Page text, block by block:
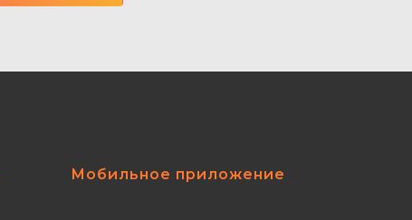
Мобильное приложение